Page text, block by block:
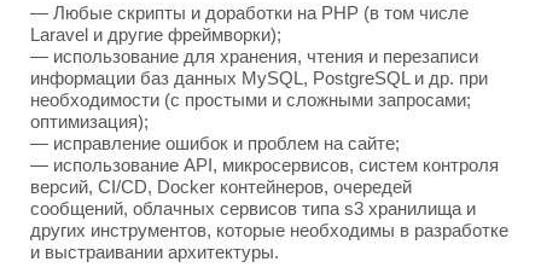
— Любые скрипты и доработки на PHP (в том числе
Laravel и другие фреймворки);
— использование для хранения, чтения и перезаписи
информации баз данных MySQL, PostgreSQL и др. при
необходимости (с простыми и сложными запросами;
оптимизация);
— исправление ошибок и проблем на сайте;
— использование API, микросервисов, систем контроля
версий, CI/CD, Docker контейнеров, очередей
сообщений, облачных сервисов типа s3 хранилища и
других инструментов, которые необходимы в разработке
и выстраивании архитектуры.